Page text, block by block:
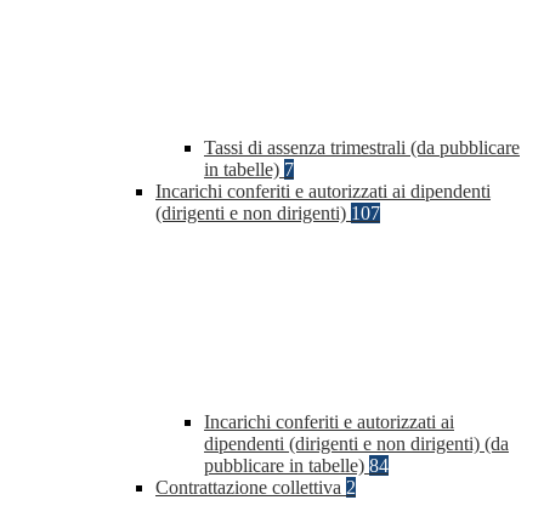
Tassi di assenza trimestrali (da pubblicare
in tabelle) 7
Incarichi conferiti e autorizzati ai dipendenti
(dirigenti e non dirigenti) 107
Incarichi conferiti e autorizzati ai
dipendenti (dirigenti e non dirigenti) (da
pubblicare in tabelle) 84
Contrattazione collettiva 2